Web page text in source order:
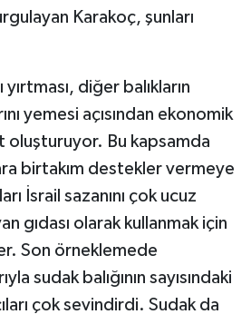
Karakoç, şunları
yırtması, diğer balıkların
yemesi açısından ekonomik
oluşturuyor. Bu kapsamda
birtakım destekler vermeye
İsrail sazanını çok ucuz
gıdası olarak kullanmak için
Son örneklemede
sudak balığının sayısındaki
çok sevindirdi. Sudak da